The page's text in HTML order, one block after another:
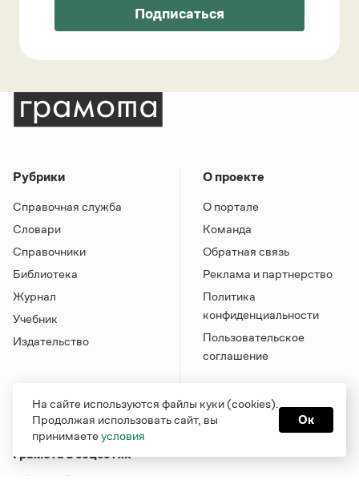
Подписаться
Рубрики
Справочная служба
Словари
Справочники
Библиотека
Журнал
Учебник
Издательство
О проекте
О портале
Команда
Обратная связь
Реклама и партнерство
Политика
конфиденциальности
Пользовательское
соглашение
Грамота в соцсетях
На сайте используются файлы куки (cookies).
Продолжая использовать сайт, вы
принимаетеусловия
Ок